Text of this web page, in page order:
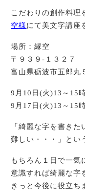
こだわりの創作料理
空様にて美文字講座
場所：縁空
〒９３９-１３２７
富山県砺波市五郎丸
9月10日(火)13～15
9月17日(火)13～15
「綺麗な字を書き
難しい・・・」とい
もちろん１日で一気
意識すれば綺麗な字
きっと今後に役立ち